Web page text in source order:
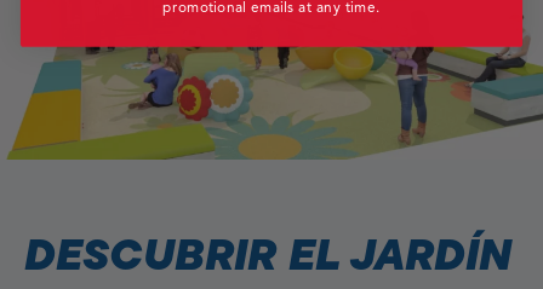
DESCUBRIR EL JARDÍN
promotional emails at any time.